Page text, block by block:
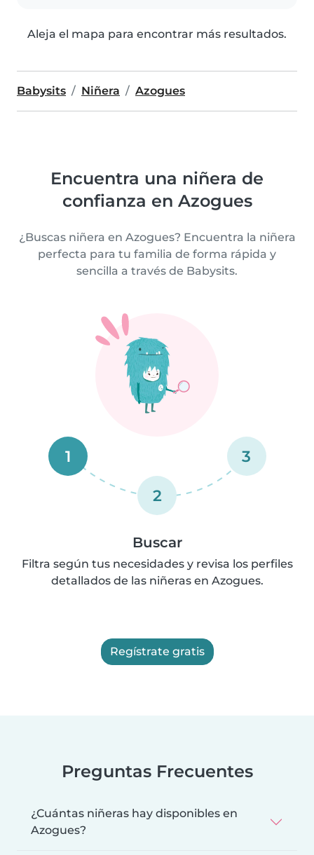
Aleja el mapa para encontrar más resultados.
Babysits Niñera Azogues
Encuentra una niñera de
confianza en Azogues
¿Buscas niñera en Azogues? Encuentra la niñera
perfecta para tu familia de forma rápida y
sencilla a través de Babysits.
1
2
3
Buscar
Filtra según tus necesidades y revisa los perfiles
detallados de las niñeras en Azogues.
Regístrate gratis
Preguntas Frecuentes
¿Cuántas niñeras hay disponibles en
Azogues?